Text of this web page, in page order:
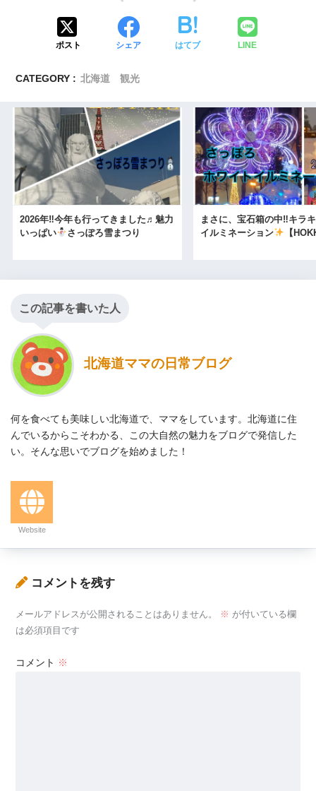
ポスト シェア はてブ LINE
CATEGORY : 北海道 観光
2026年‼今年も行ってきました♬魅力
いっぱい
さっぽろ雪まつり
まさに、宝石箱の中‼キラ
イルミネーション
【
この記事を書いた人
北海道ママの日常ブログ
何を食べても美味しい北海道で、ママをしています。北海道に住
んでいるからこそわかる、この大自然の魅力をブログで発信した
い。そんな思いでブログを始めました！
Website
コメントを残す
メールアドレスが公開されることはありません。 ※ が付いている欄
は必須項目です
コメント ※